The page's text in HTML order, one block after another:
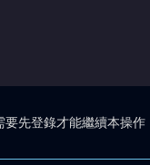
要先登錄才能繼續本操作